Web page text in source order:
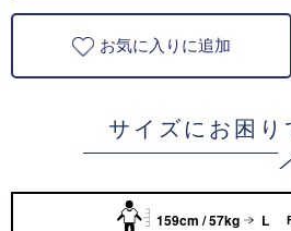
お気に入りに追加
サイズにお困り
159cm / 57kg L